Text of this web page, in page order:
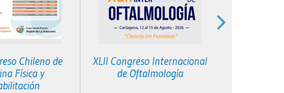
Chileno de
Física y
XLII Congreso Internacional
de Oftalmología